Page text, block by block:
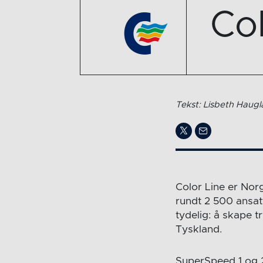
Tekst: Lisbeth
Color Line er
rundt 2 500
tydelig: å skape
Tyskland.